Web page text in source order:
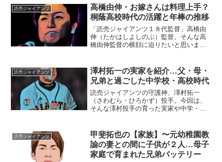
月日：1996年〈平成8年〉6月30日身長体
重：186cm/...
読売ジャイアンツ
高橋由伸・お嫁さんは料理上手？
桐蔭高校時代の活躍と年棒の推移
「読売ジャイアンツ１８代監督」高橋由
伸（たかはしよしのぶ）監督。そんな高
橋由伸監督の横顔に迫りたいと思いま
レビの元アナウンサー、小野寺麻衣さん
です。麻衣さんは日本テレ...
読売ジャイアンツ
澤村拓一の実家を紹介…父・母・
兄弟と過ごした中学校・高校時代
読売ジャイアンツの守護神、澤村拓一
（さわむら・ひろかず）投手。今回は、
そんな澤村投手の育った実家や中学・高
県栃木市の出身。ちなみに、栃木県の県
庁所在地は、宇都宮市です。...
読売ジャイアンツ
甲斐拓也の【家族】〜元幼稚園教
諭の妻との間に子供が２人…母子
家庭で育まれた兄弟バッテリー